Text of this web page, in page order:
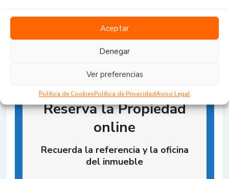
Aceptar
Denegar
Ver preferencias
Política de CookiesPolítica de PrivacidadAviso Legal
Reserva la Propiedad
online
Recuerda la referencia y la oficina
del inmueble